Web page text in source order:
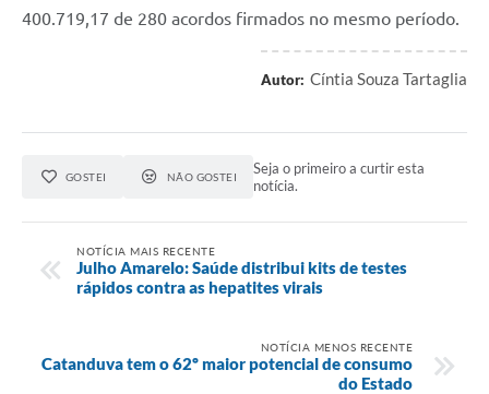
400.719,17 de 280 acordos firmados no mesmo período.
Autor: Cíntia Souza Tartaglia
GOSTEI NÃO GOSTEI
Seja o primeiro a curtir esta
notícia.
NOTÍCIA MAIS RECENTE
Julho Amarelo: Saúde distribui kits de testes
rápidos contra as hepatites virais
NOTÍCIA MENOS RECENTE
Catanduva tem o 62º maior potencial de consumo
do Estado